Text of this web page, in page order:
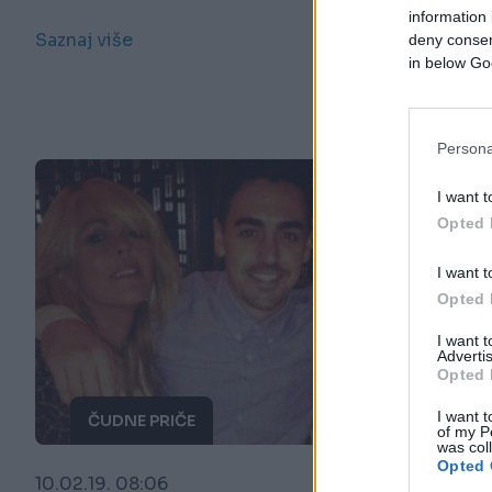
information
deny
in below
I want
Opted
I want
Opted
I want
Opted
I want
of my
was
Opted
Saznaj više
ČUDNE PRIČE
10.02.19. 08:06